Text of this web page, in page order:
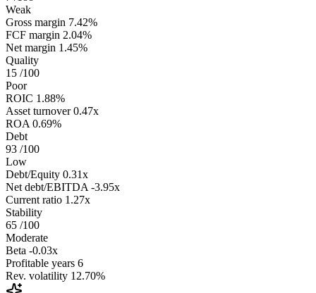
Weak
Gross margin 7.42%
FCF margin 2.04%
Net margin 1.45%
Quality
15 /100
Poor
ROIC 1.88%
Asset turnover 0.47x
ROA 0.69%
Debt
93 /100
Low
Debt/Equity 0.31x
Net debt/EBITDA -3.95x
Current ratio 1.27x
Stability
65 /100
Moderate
Beta -0.03x
Profitable years 6
Rev. volatility 12.70%